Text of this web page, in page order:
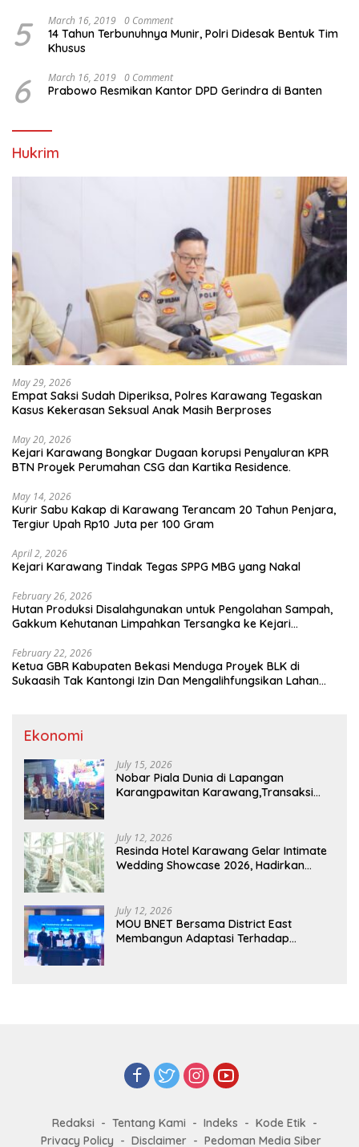
5 March 16, 2019 0 Comment
14 Tahun Terbunuhnya Munir, Polri Didesak Bentuk Tim
Khusus
6 March 16, 2019 0 Comment
Prabowo Resmikan Kantor DPD Gerindra di Banten
Hukrim
May 29, 2026
Empat Saksi Sudah Diperiksa, Polres Karawang Tegaskan
Kasus Kekerasan Seksual Anak Masih Berproses
May 20, 2026
Kejari Karawang Bongkar Dugaan korupsi Penyaluran KPR
BTN Proyek Perumahan CSG dan Kartika Residence.
May 14, 2026
Kurir Sabu Kakap di Karawang Terancam 20 Tahun Penjara,
Tergiur Upah Rp10 Juta per 100 Gram
April 2, 2026
Kejari Karawang Tindak Tegas SPPG MBG yang Nakal
February 26, 2026
Hutan Produksi Disalahgunakan untuk Pengolahan Sampah,
Gakkum Kehutanan Limpahkan Tersangka ke Kejari
February 22, 2026
Ketua GBR Kabupaten Bekasi Menduga Proyek BLK di
Sukaasih Tak Kantongi Izin Dan Mengalihfungsikan Lahan
Ekonomi
July 15, 2026
Nobar Piala Dunia di Lapangan
Karangpawitan Karawang,Transaksi
July 12, 2026
Resinda Hotel Karawang Gelar Intimate
Wedding Showcase 2026, Hadirkan
July 12, 2026
MOU BNET Bersama District East
Membangun Adaptasi Terhadap
Redaksi Tentang Kami Indeks
Kode Etik
Privacy Policy
Disclaimer Pedoman Media Siber